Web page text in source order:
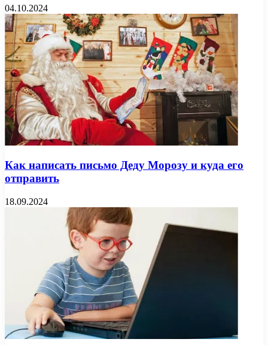
04.10.2024
Как написать письмо Деду Морозу и куда его
отправить
18.09.2024